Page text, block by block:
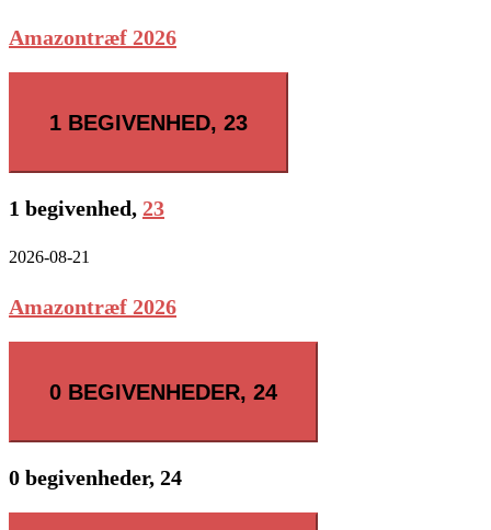
Amazontræf 2026
1 BEGIVENHED, 23
1 begivenhed, 23
2026-08-21
Amazontræf 2026
0 BEGIVENHEDER, 24
0 begivenheder, 24